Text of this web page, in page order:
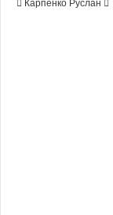
Карпенко Руслан